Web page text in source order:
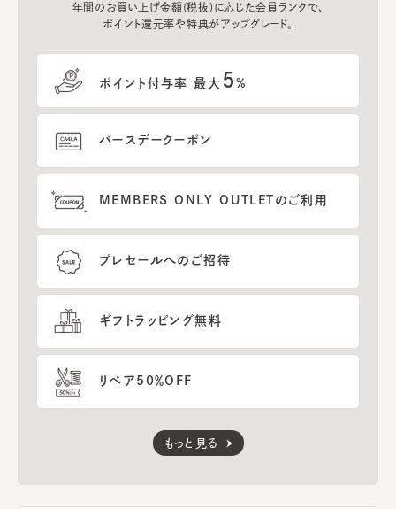
年間のお買い上げ金額(税抜)に応じた会員ランクで、
ポイント還元率や特典がアップグレード。
ポイント付与率 最大 5%
バースデークーポン
MEMBERS ONLY OUTLETのご利用
プレセールへのご招待
ギフトラッピング無料
リペア50％OFF
もっと見る